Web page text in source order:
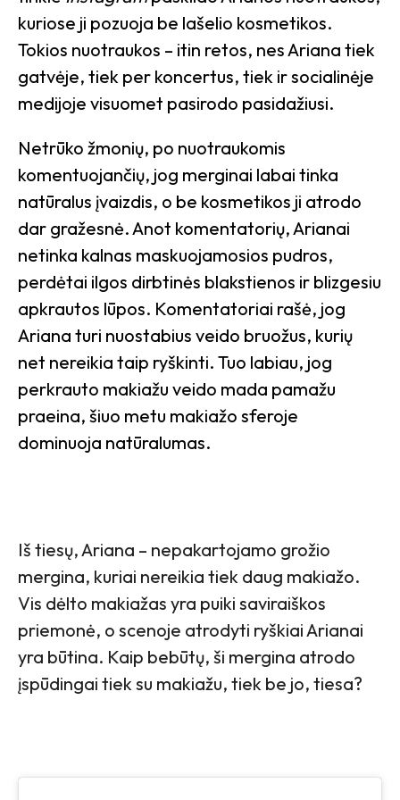
kuriose ji pozuoja be lašelio kosmetikos.
Tokios nuotraukos – itin retos, nes Ariana tiek
gatvėje, tiek per koncertus, tiek ir socialinėje
medijoje visuomet pasirodo pasidažiusi.
Netrūko žmonių, po nuotraukomis
komentuojančių, jog merginai labai tinka
natūralus įvaizdis, o be kosmetikos ji atrodo
dar gražesnė. Anot komentatorių, Arianai
netinka kalnas maskuojamosios pudros,
perdėtai ilgos dirbtinės blakstienos ir blizgesiu
apkrautos lūpos. Komentatoriai rašė, jog
Ariana turi nuostabius veido bruožus, kurių
net nereikia taip ryškinti. Tuo labiau, jog
perkrauto makiažu veido mada pamažu
praeina, šiuo metu makiažo sferoje
dominuoja natūralumas.
Iš tiesų, Ariana – nepakartojamo grožio
mergina, kuriai nereikia tiek daug makiažo.
Vis dėlto makiažas yra puiki saviraiškos
priemonė, o scenoje atrodyti ryškiai Arianai
yra būtina. Kaip bebūtų, ši mergina atrodo
įspūdingai tiek su makiažu, tiek be jo, tiesa?